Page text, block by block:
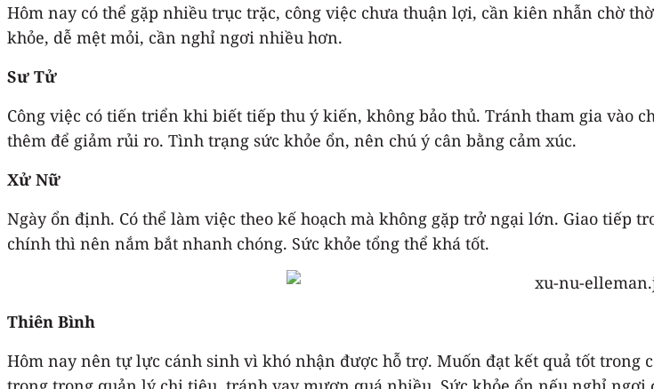
Hôm nay có thể gặp nhiều trục trặc, công việc chưa thuận lợi, cần kiên nhẫn chờ
khỏe, dễ mệt mỏi, cần nghỉ ngơi nhiều hơn.
Sư Tử
Công việc có tiến triển khi biết tiếp thu ý kiến, không bảo thủ. Tránh tham gia vào
thêm để giảm rủi ro. Tình trạng sức khỏe ổn, nên chú ý cân bằng cảm xúc.
Xử Nữ
Ngày ổn định. Có thể làm việc theo kế hoạch mà không gặp trở ngại lớn. Giao tiếp
chính thì nên nắm bắt nhanh chóng. Sức khỏe tổng thể khá tốt.
Thiên Bình
Hôm nay nên tự lực cánh sinh vì khó nhận được hỗ trợ. Muốn đạt kết quả tốt